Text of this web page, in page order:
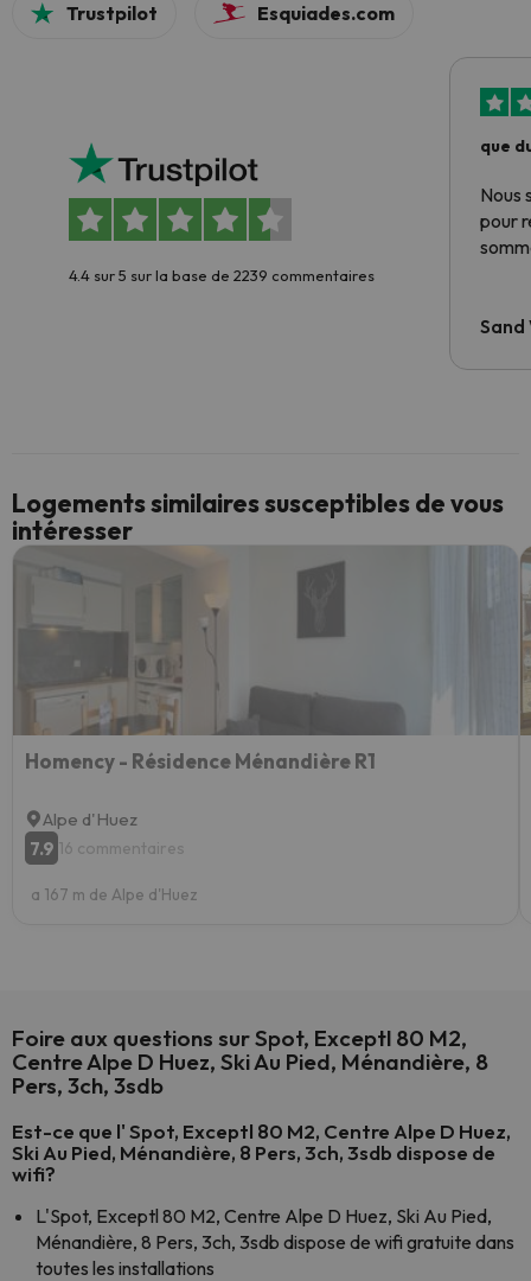
Trustpilot Esquiades.com
4.4 sur 5 sur la base de 2239 commentaires
que
Nous
pour
Sand
Logements similaires susceptibles de vous
intéresser
Homency - Résidence Ménandière R1
Alpe d'Huez
7.9 16 commentaires
a 167 m de Alpe d'Huez
Foire aux questions sur Spot, Exceptl 80 M2,
Centre Alpe D Huez, Ski Au Pied, Ménandière, 8
Pers, 3ch, 3sdb
Est-ce que l' Spot, Exceptl 80 M2, Centre Alpe D Huez,
Ski Au Pied, Ménandière, 8 Pers, 3ch, 3sdb dispose de
wifi?
L'Spot, Exceptl 80 M2, Centre Alpe D Huez, Ski Au Pied,
Ménandière, 8 Pers, 3ch, 3sdb dispose de wifi gratuite dans
toutes les installations